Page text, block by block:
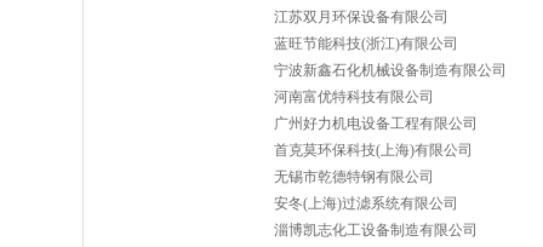
江苏双月环保设备有限公司
蓝旺节能科技(浙江)有限公司
宁波新鑫石化机械设备制造有限公司
河南富优特科技有限公司
广州好力机电设备工程有限公司
首克莫环保科技(上海)有限公司
无锡市乾德特钢有限公司
安冬(上海)过滤系统有限公司
淄博凯志化工设备制造有限公司